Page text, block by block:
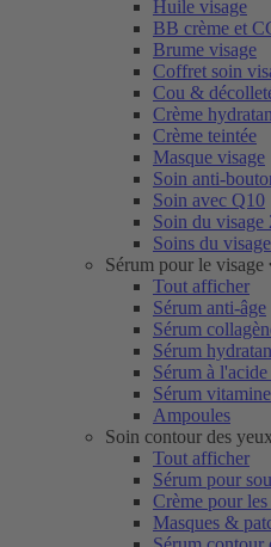
Huile visage
BB crème et
Brume visage
Coffret soin
Cou &
Crème
Crème teintée
Masque visage
Soin anti-
Soin avec Q10
Soin du visage
Soins du
Sérum pour le visage
Tout afficher
Sérum anti-âge
Sérum
Sérum
Sérum à
Sérum
Ampoules
Soin contour des yeux
Tout afficher
Sérum pour
Crème pour
Masques &